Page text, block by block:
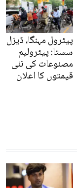
پیٹرول مہنگا، ڈیزل
سستا: پیٹرولیم
مصنوعات کی نئی
قیمتوں کا اعلان